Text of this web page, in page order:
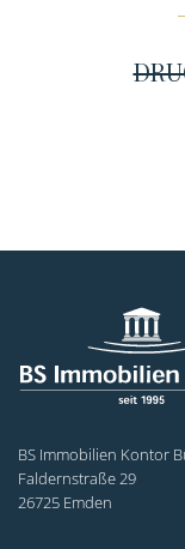
BS Immobilien Kontor
Faldernstraße 29
26725 Emden